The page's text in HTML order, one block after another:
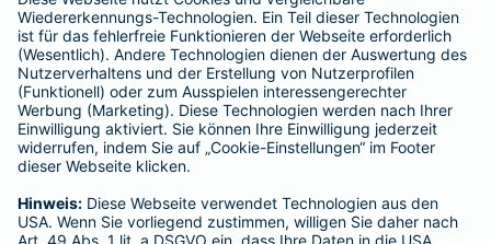
BELIEBTE SEITEN
Kranken-Zusatzversicherung
Tierversicherungen
Haftpflichtversicherung
Hausratversicherung
Adresse ändern